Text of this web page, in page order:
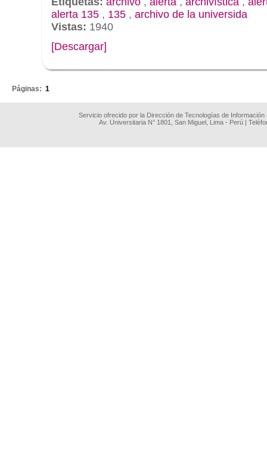
alerta 135 , 135 , archivo de la universida
Vistas: 1940
[Descargar]
Páginas: 1
Servicio ofrecido por la Dirección de Tecnologías de
Av. Universitaria N° 1801, San Miguel, Lima - Perú |